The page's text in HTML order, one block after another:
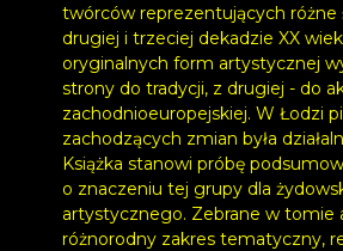
twórców reprezentujących różne
drugiej i trzeciej dekadzie XX
oryginalnych form artystycznej
strony do tradycji, z drugiej - do
zachodnioeuropejskiej. W Łodzi
zachodzących zmian była
Książka stanowi próbę
o znaczeniu tej grupy dla
artystycznego. Zebrane w tomie
różnorodny zakres tematyczny,